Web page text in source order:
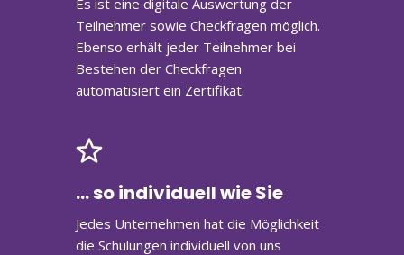
Es ist eine digitale Auswertung der
Teilnehmer sowie Checkfragen möglich.
Ebenso erhält jeder Teilnehmer bei
Bestehen der Checkfragen
automatisiert ein Zertifikat.
... so individuell wie Sie
Jedes Unternehmen hat die Möglichkeit
die Schulungen individuell von uns